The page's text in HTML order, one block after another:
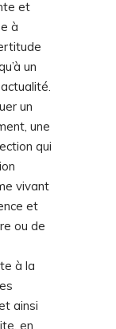
et
à
un
un
une
qui
vivant
et
ou de
à la
ainsi
en